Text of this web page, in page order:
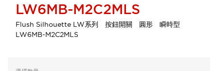
LW6MB-M2C2MLS
Flush Silhouette LW系列 按鈕開關 圓形 瞬時型
LW6MB-M2C2MLS